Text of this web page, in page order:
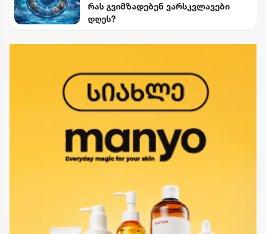
რას გვიმზადებენ ვარსკვლავები
დღეს?